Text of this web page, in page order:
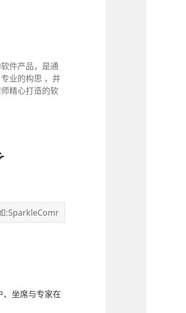
件产品，是通
业的构思 ，并
精心打造的软
、坐席与专家在